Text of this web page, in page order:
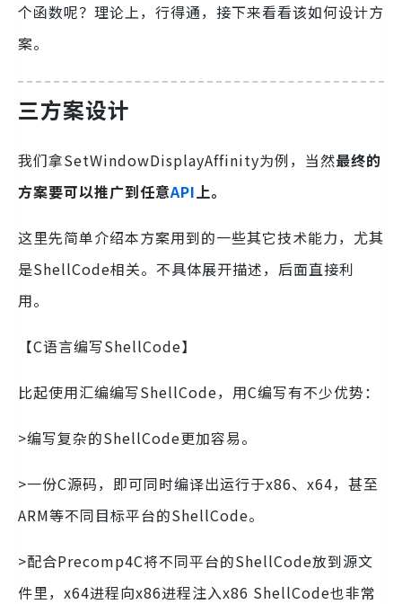
个函数呢？理论上，行得通，接下来看看该如何设计方
案。
三方案设计
我们拿SetWindowDisplayAffinity为例，当然最终的
方案要可以推广到任意API 上。
这里先简单介绍本方案用到的一些其它技术能力，尤其
是ShellCode相关。不具体展开描述，后面直接利
用。
【C语言编写ShellCode】
比起使用汇编编写ShellCode，用C编写有不少优势：
>编写复杂的ShellCode更加容易。
>一份C源码，即可同时编译出运行于x86、x64，甚至
ARM等不同目标平台的ShellCode。
>配合Precomp4C将不同平台的ShellCode放到源文
件里，x64进程向x86进程注入x86 ShellCode也非常